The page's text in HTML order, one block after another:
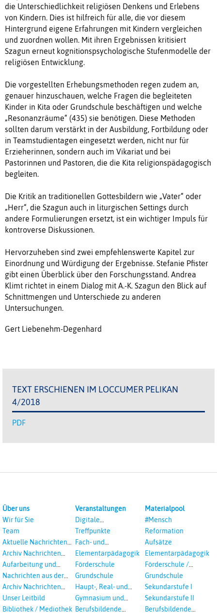
die Unterschiedlichkeit religiösen Denkens und Erlebens
von Kindern. Dies ist hilfreich für alle, die vor diesem
Hintergrund eigene Erfahrungen mit Kindern vergleichen
und zuordnen wollen. Mit ihren Ergebnissen kritisiert
Szagun erneut kognitionspsychologische Stufenmodelle der
religiösen Entwicklung.
Die vorgestellten Erhebungsmethoden regen zudem an,
genauer hinzuschauen, welche Fragen die begleiteten
Kinder in Kita oder Grundschule beschäftigen und welche
„Resonanzräume“ (435) sie benötigen. Diese Methoden
sollten darum verstärkt in der Ausbildung, Fortbildung oder
in Teamstudientagen eingesetzt werden, nicht nur für
Erzieherinnen, sondern auch im Vikariat und bei
Pastorinnen und Pastoren, die die Kita religionspädagogisch
begleiten.
Die Kritik an traditionellen Gottesbildern wie „Vater“ oder
„Herr“, die Szagun auch in liturgischen Settings durch
andere Formulierungen ersetzt, ist ein wichtiger Impuls für
kontroverse Diskussionen.
Hervorzuheben sind zwei empfehlenswerte Kapitel zur
Einordnung und Würdigung der Ergebnisse. Stefanie Pfister
gibt einen Überblick über den Forschungsstand. Andrea
Klimt richtet in einem Dialog mit A.-K. Szagun den Blick auf
Schnittmengen und Unterschiede zu anderen
Untersuchungen.
Gert Liebenehm-Degenhard
TEXT ERSCHIENEN IM LOCCUMER PELIKAN
4/2018
PDF
Über uns
Wir für Sie
Team
Aktuelle Nachrichten
aus dem RPI
Archiv Nachrichten
aus dem RPI ab 2018
Aufarbeitung und
Prävention
Landeskirche und EKD
Nachrichten aus der
Landeskirche
Archiv Nachrichten
aus der Landeskirche
Unser Leitbild
Bibliothek / Mediothek
Veranstaltungen
Digitale
Veranstaltungen
Treffpunkte
Fach- und
Studientagungen
Elementarpädagogik
Förderschule
Grundschule
Haupt-, Real- und
Oberschule
Gymnasium und
Gesamtschule
Berufsbildende
Materialpool
#Mensch
Reformation
Aufsätze
Elementarpädagogik
Förderschule /
Inklusion
Grundschule
Sekundarstufe I
Sekundarstufe II
Berufsbildende